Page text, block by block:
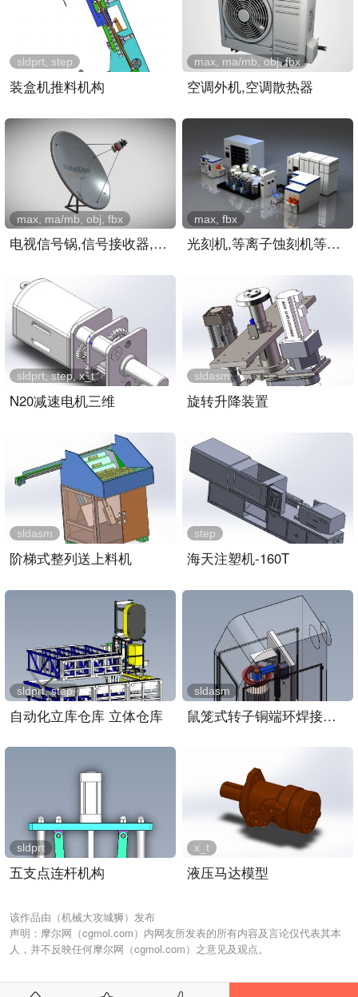
装盒机推料机构
sldprt, step
空调外机,空调散热器
max, ma/mb, obj, fbx
电视信号锅,信号接收器,屋..
max, ma/mb, obj, fbx
光刻机,等离子蚀刻机等芯片..
max, fbx
N20减速电机三维
sldprt, step, x_t
旋转升降装置
sldasm
阶梯式整列送上料机
sldasm
海天注塑机-160T
step
自动化立库仓库 立体仓库
sldprt, step
鼠笼式转子铜端环焊接装置..
sldasm
五支点连杆机构
sldprt
液压马达模型
x_t
该作品由（机械大攻城狮）发布
声明：摩尔网（cgmol.com）内网友所发表的所有内容及言论仅代表其本
人，并不反映任何摩尔网（cgmol.com）之意见及观点。